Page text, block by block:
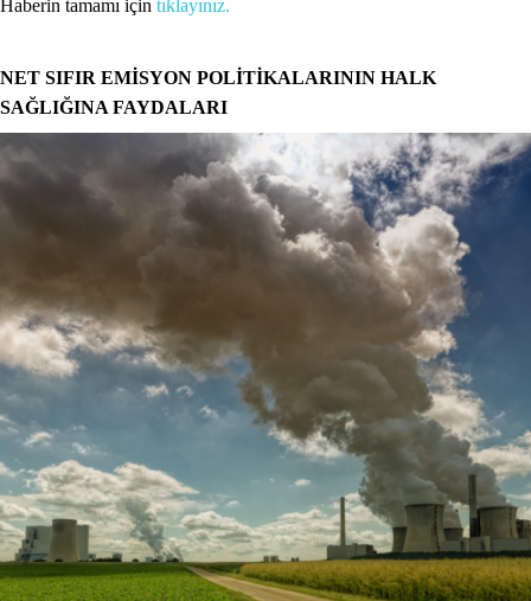
Haberin tamamı için tıklayınız.
NET SIFIR EMİSYON POLİTİKALARININ HALK
SAĞLIĞINA FAYDALARI